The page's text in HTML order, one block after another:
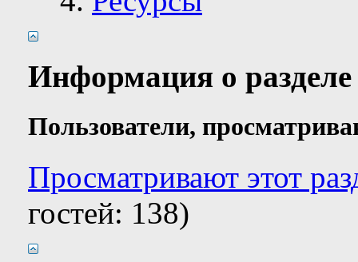
Информация о
Пользователи,
Просматривают этот
гостей: 138)